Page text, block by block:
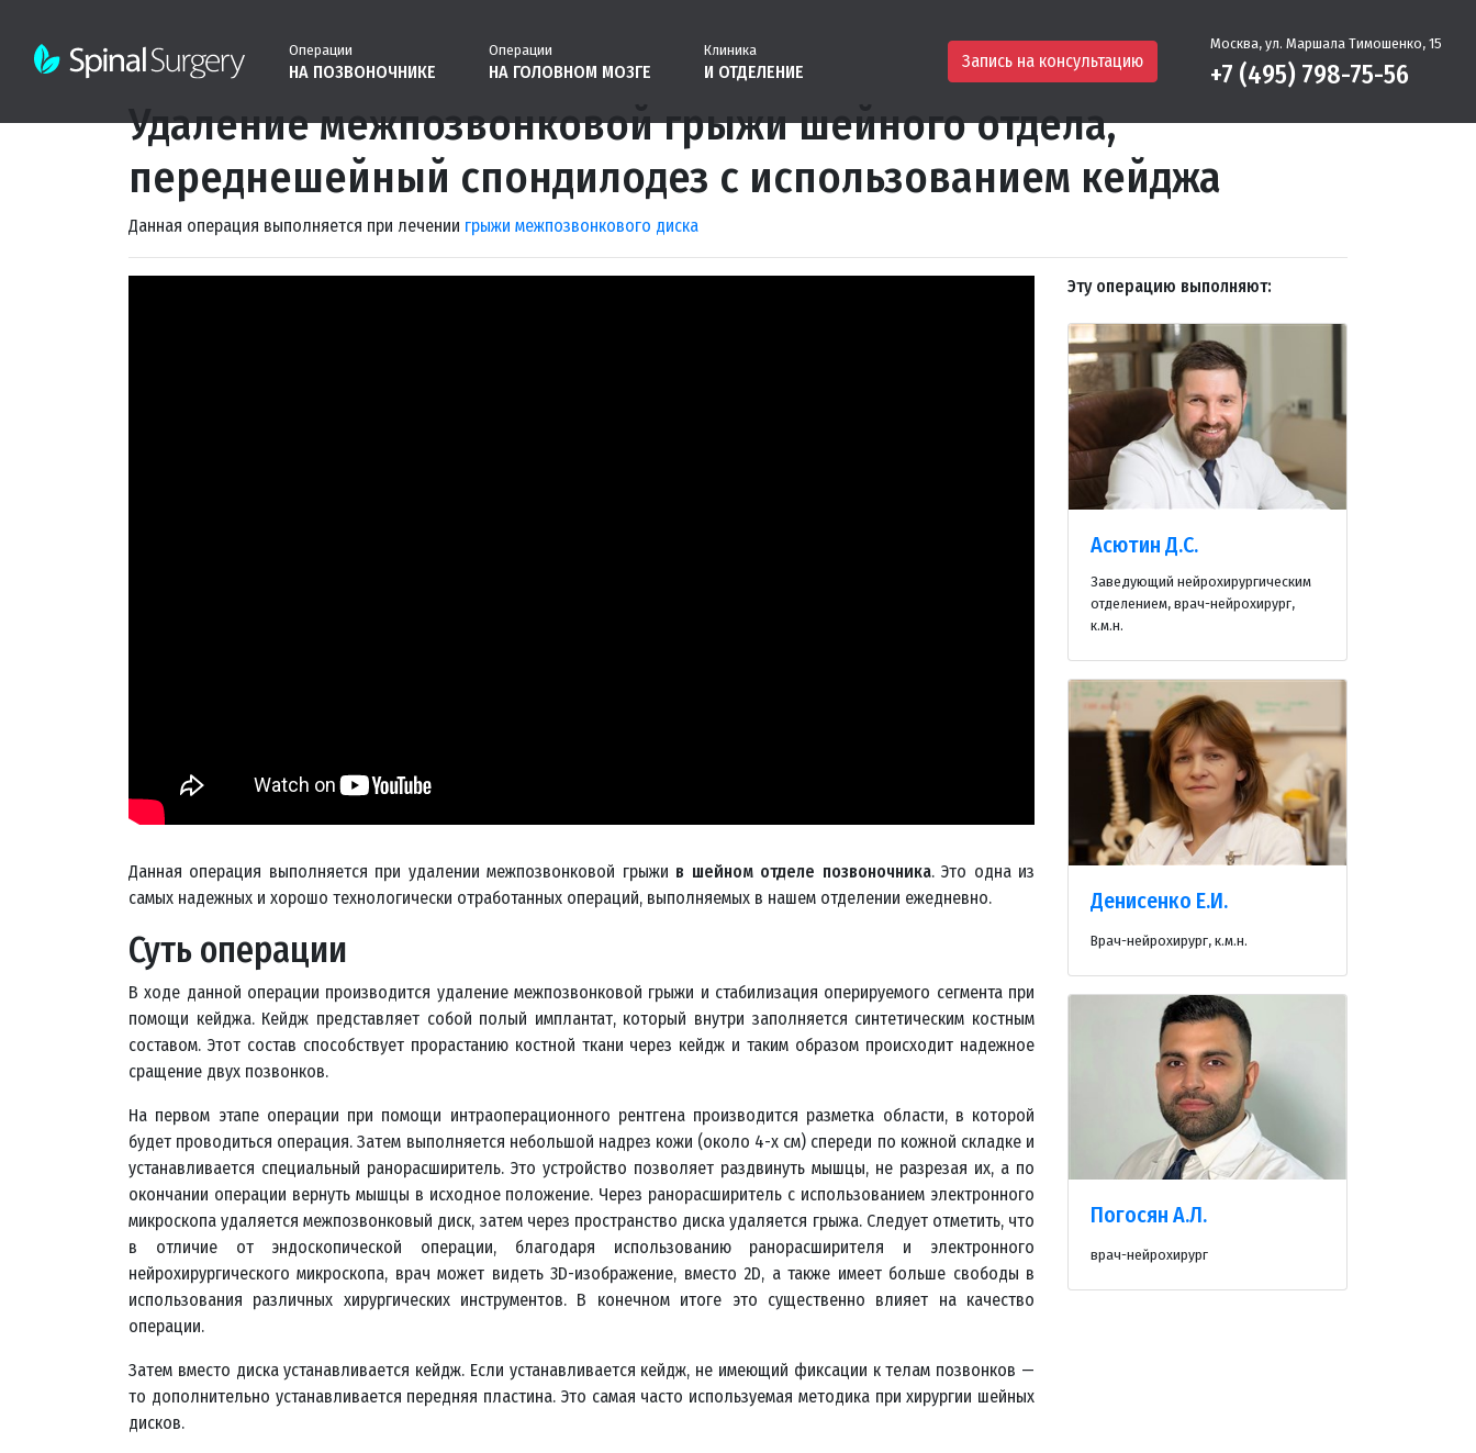
Операции
НА ПОЗВОНОЧНИКЕ
Операции
НА ГОЛОВНОМ МОЗГЕ
Клиника
И ОТДЕЛЕНИЕ
Запись на консультацию
Москва, ул. Маршала Тимошенко, 15
+7 (495) 798-75-56
Удаление межпозвонковой грыжи шейного отдела,
переднешейный спондилодез с использованием кейджа
Данная операция выполняется при лечении грыжи межпозвонкового диска
Данная операция выполняется при удалении межпозвонковой грыжи в шейном отделе позвоночника. Это одна из
самых надежных и хорошо технологически отработанных операций, выполняемых в нашем отделении ежедневно.
Суть операции
В ходе данной операции производится удаление межпозвонковой грыжи и стабилизация оперируемого сегмента при
помощи кейджа. Кейдж представляет собой полый имплантат, который внутри заполняется синтетическим костным
составом. Этот состав способствует прорастанию костной ткани через кейдж и таким образом происходит надежное
сращение двух позвонков.
На первом этапе операции при помощи интраоперационного рентгена производится разметка области, в которой
будет проводиться операция. Затем выполняется небольшой надрез кожи (около 4-х см) спереди по кожной складке и
устанавливается специальный ранорасширитель. Это устройство позволяет раздвинуть мышцы, не разрезая их, а по
окончании операции вернуть мышцы в исходное положение. Через ранорасширитель с использованием электронного
микроскопа удаляется межпозвонковый диск, затем через пространство диска удаляется грыжа. Следует отметить, что
в отличие от эндоскопической операции, благодаря использованию ранорасширителя и электронного
нейрохирургического микроскопа, врач может видеть 3D-изображение, вместо 2D, а также имеет больше свободы в
использования различных хирургических инструментов. В конечном итоге это существенно влияет на качество
операции.
Затем вместо диска устанавливается кейдж. Если устанавливается кейдж, не имеющий фиксации к телам позвонков —
то дополнительно устанавливается передняя пластина. Это самая часто используемая методика при хирургии шейных
дисков.
Эту операцию выполняют:
Асютин Д.С.
Заведующий нейрохирургическим
отделением, врач-нейрохирург,
к.м.н.
Денисенко Е.И.
Врач-нейрохирург, к.м.н.
Погосян А.Л.
врач-нейрохирург